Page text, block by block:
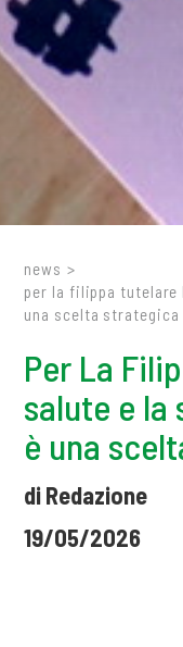
news >
per la filippa tutelare
una scelta strategica
Per La
salute e la
è una
di Redazione
19/05/2026